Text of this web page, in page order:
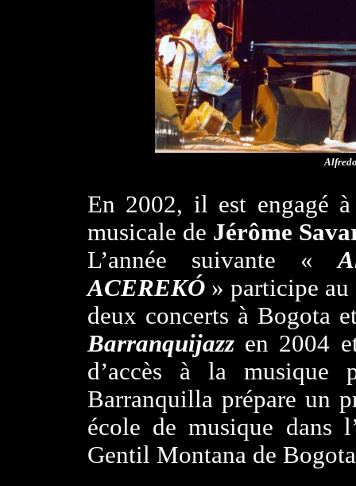
En 2002, il est engagé
musicale de Jérôme
L’année suivante «
ACEREKÓ » participe au
deux concerts à Bogota
Barranquijazzen 2004 et
d’accès à la musique
Barranquilla prépare un
école de musique dans
Gentil Montana de